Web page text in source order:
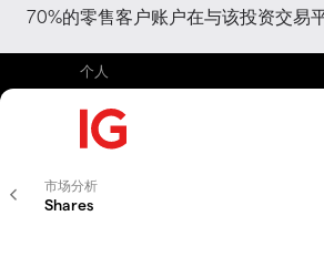
70%的零售客户账户在与该投资交易
个人
市场分析
Shares